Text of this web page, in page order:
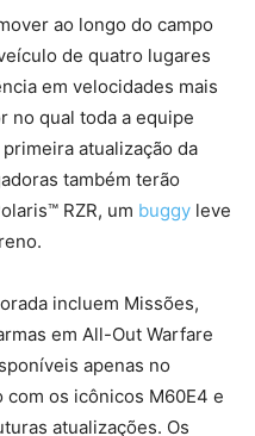
ao longo do campo
de quatro lugares
em velocidades mais
no qual toda a equipe
atualização da
também terão
RZR, um buggy leve
incluem Missões,
em All-Out Warfare
apenas no
os icônicos M60E4 e
atualizações. Os